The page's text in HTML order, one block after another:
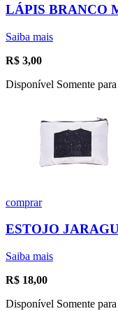
LÁPIS BRANCO
Saiba mais
R$ 3,00
Disponível Somente
comprar
ESTOJO
Saiba mais
R$ 18,00
Disponível Somente